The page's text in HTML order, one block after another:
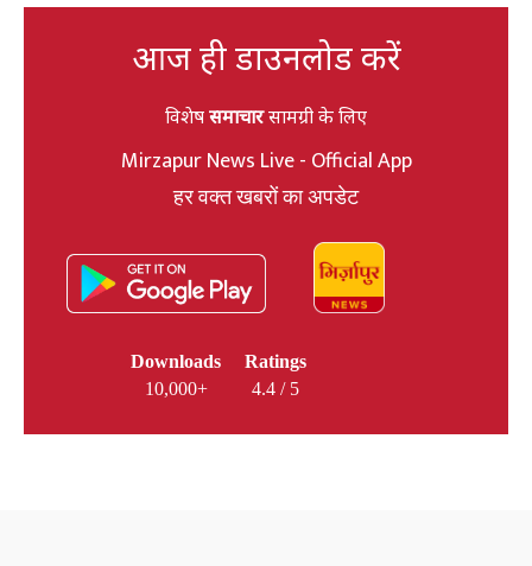
आज ही डाउनलोड करें
विशेषसमाचारसामग्री के लिए
Mirzapur News Live - Official App
हर वक्त खबरों का अपडेट
Downloads
10,000+
Ratings
4.4 / 5